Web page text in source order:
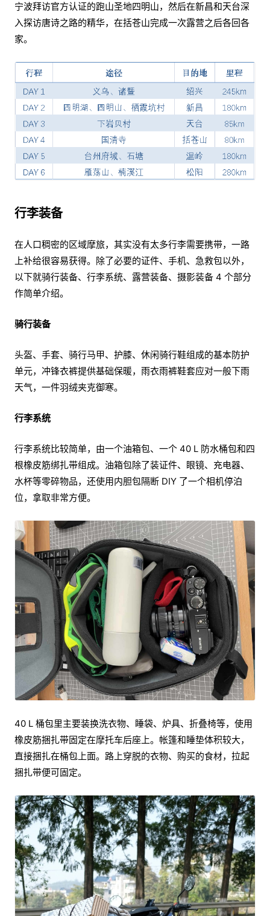
宁波拜访官方认证的跑山圣地四明山，然后在新昌和天台深
入探访唐诗之路的精华，在括苍山完成一次露营之后各回各
家。
行李装备
在人口稠密的区域摩旅，其实没有太多行李需要携带，一路
上补给很容易获得。除了必要的证件、手机、急救包以外，
以下就骑行装备、行李系统、露营装备、摄影装备 4 个部分
作简单介绍。
骑行装备
头盔、手套、骑行马甲、护膝、休闲骑行鞋组成的基本防护
单元，冲锋衣裤提供基础保暖，雨衣雨裤鞋套应对一般下雨
天气，一件羽绒夹克御寒。
行李系统
行李系统比较简单，由一个油箱包、一个 40 L 防水桶包和四
根橡皮筋绑扎带组成。油箱包除了装证件、眼镜、充电器、
水杯等零碎物品，还使用内胆包隔断 DIY 了一个相机停泊
位，拿取非常方便。
40 L 桶包里主要装换洗衣物、睡袋、炉具、折叠椅等，使用
橡皮筋捆扎带固定在摩托车后座上。帐篷和睡垫体积较大，
直接捆扎在桶包上面。路上穿脱的衣物、购买的食材，拉起
捆扎带便可固定。